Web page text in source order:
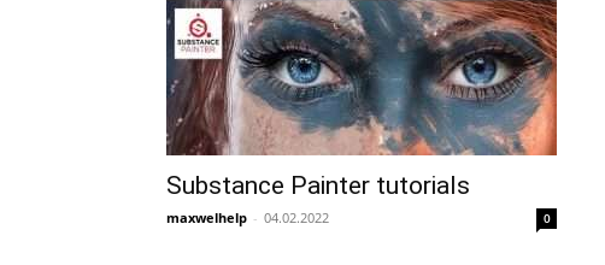
Substance Painter tutorials
maxwelhelp - 04.02.2022 0